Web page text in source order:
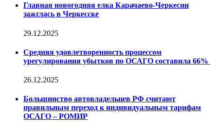
Главная новогодняя елка Карачаево-Черкесии
зажглась в Черкесске
29.12.2025
Средняя удовлетворенность процессом
урегулирования убытков по ОСАГО составила 66%
26.12.2025
Большинство автовладельцев РФ считают
правильным переход к индивидуальным тарифам
ОСАГО – РОМИР